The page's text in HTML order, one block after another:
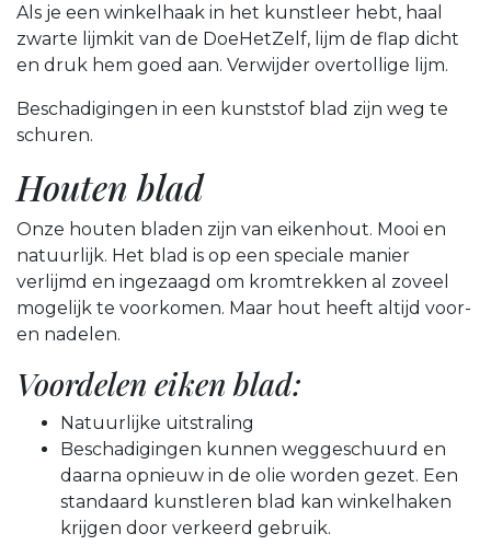
Als je een winkelhaak in het kunstleer hebt, haal
zwarte lijmkit van de DoeHetZelf, lijm de flap dicht
en druk hem goed aan. Verwijder overtollige lijm.
Beschadigingen in een kunststof blad zijn weg te
schuren.
Houten blad
Onze houten bladen zijn van eikenhout. Mooi en
natuurlijk. Het blad is op een speciale manier
verlijmd en ingezaagd om kromtrekken al zoveel
mogelijk te voorkomen. Maar hout heeft altijd voor-
en nadelen.
Voordelen eiken blad:
Natuurlijke uitstraling
Beschadigingen kunnen weggeschuurd en
daarna opnieuw in de olie worden gezet. Een
standaard kunstleren blad kan winkelhaken
krijgen door verkeerd gebruik.